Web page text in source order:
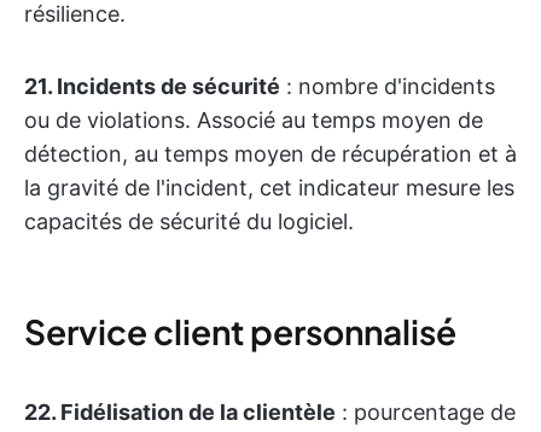
résilience.
21. Incidents de sécurité : nombre d'incidents
ou de violations. Associé au temps moyen de
détection, au temps moyen de récupération et à
la gravité de l'incident, cet indicateur mesure les
capacités de sécurité du logiciel.
Service client personnalisé
22. Fidélisation de la clientèle : pourcentage de